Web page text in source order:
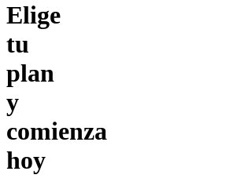
Elige
tu
plan
y
comienza
hoy